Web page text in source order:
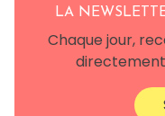
LA
Chaque jour,